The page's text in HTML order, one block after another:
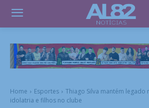
Home Esportes
Thiago Silva mantém legado
idolatria e filhos no clube